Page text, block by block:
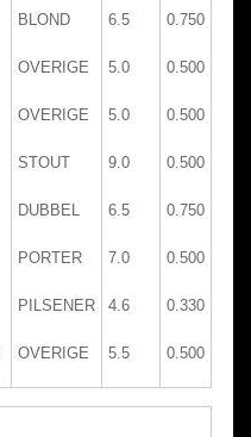
BLOND 6.5 0.750
OVERIGE 5.0 0.500
OVERIGE 5.0 0.500
STOUT 9.0 0.500
DUBBEL 6.5 0.750
PORTER 7.0 0.500
PILSENER 4.6 0.330
OVERIGE 5.5 0.500